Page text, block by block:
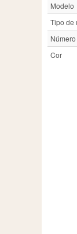
Modelo
Tipo de
Cor